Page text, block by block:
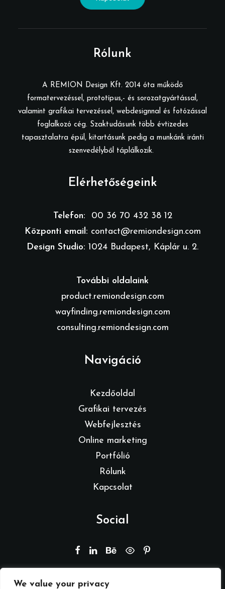
We value your privacy
Rólunk
A REMION Design Kft. 2014 óta működő
formatervezéssel, prototípus,- és sorozatgyártással,
valamint grafikai tervezéssel, webdesignnal és fotózással
foglalkozó cég. Szaktudásunk több évtizedes
tapasztalatra épül, kitartásunk pedig a munkánk iránti
szenvedélyből táplálkozik.
Elérhetőségeink
Telefon:
00 36 70 432 38 12
Központi email: contact@remiondesign.com
Design Studio: 1024 Budapest, Káplár u. 2.
További oldalaink
product.remiondesign.com
wayfinding.remiondesign.com
consulting.remiondesign.com
Navigáció
Kezdőoldal
Grafikai tervezés
Webfejlesztés
Online marketing
Portfólió
Rólunk
Kapcsolat
Social